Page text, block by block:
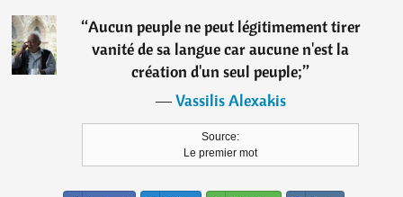
“Aucun peuple ne peut légitimement tirer
vanité de sa langue car aucune n'est la
création d'un seul peuple;”
―Vassilis Alexakis
Source:
Le premier mot